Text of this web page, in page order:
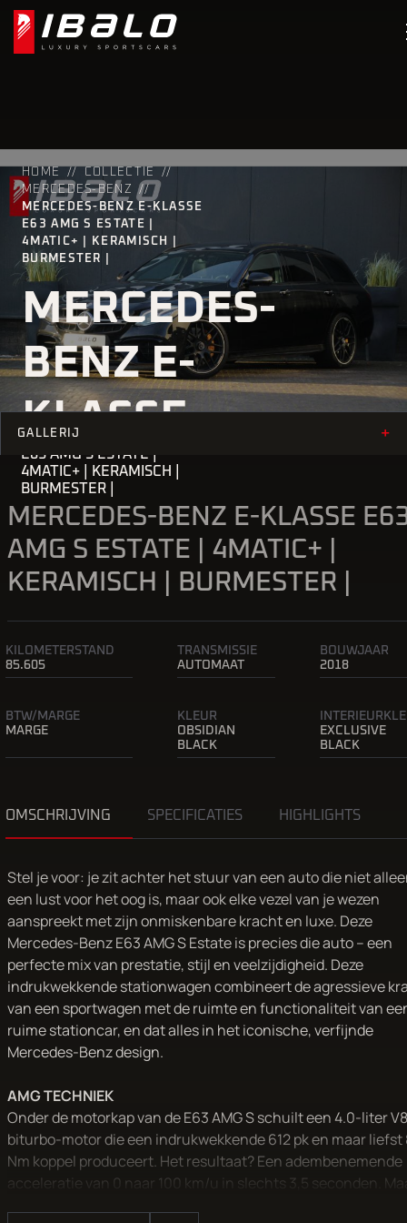
HOME
COLLECTIE
MERCEDES-BENZ
MERCEDES-BENZ E-KLASSE
E63 AMG S ESTATE |
4MATIC+ | KERAMISCH |
BURMESTER |
MERCEDES-
BENZ E-
KLASSE
E63 AMG S ESTATE |
4MATIC+ | KERAMISCH |
BURMESTER |
GALLERIJ +
MERCEDES-BENZ E-KLASSE
AMG S ESTATE | 4MATIC+ |
KERAMISCH | BURMESTER |
KILOMETERSTAND
85.605
TRANSMISSIE
AUTOMAAT
BOUWJAAR
2018
BTW/MARGE
MARGE
KLEUR
OBSIDIAN
BLACK
EXCLUSIVE
BLACK
OMSCHRIJVING SPECIFICATIES HIGHLIGHTS
Stel je voor: je zit achter het stuur van een auto die niet
een lust voor het oog is, maar ook elke vezel van je wezen
aanspreekt met zijn onmiskenbare kracht en luxe. Deze
Mercedes-Benz E63 AMG S Estate is precies die auto – een
perfecte mix van prestatie, stijl en veelzijdigheid. Deze
indrukwekkende stationwagen combineert de agressieve
van een sportwagen met de ruimte en functionaliteit van
ruime stationcar, en dat alles in het iconische, verfijnde
Mercedes-Benz design.
AMG TECHNIEK
Onder de motorkap van de E63 AMG S schuilt een 4.0-liter V8
biturbo-motor die een indrukwekkende 612 pk en maar liefst
Nm koppel produceert. Het resultaat? Een adembenemende
acceleratie van 0 naar 100 km/u in slechts 3,5 seconden.